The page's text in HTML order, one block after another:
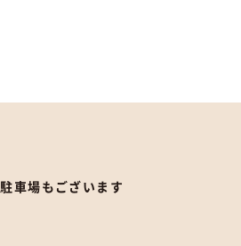
駐車場もございます